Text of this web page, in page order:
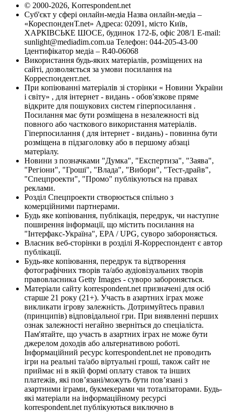
© 2000-2026, Korrespondent.net
Суб'єкт у сфері онлайн-медіа Назва онлайн-медіа –
«КореспонденТ.net» Адреса: 02091, місто Київ,
ХАРКІВСЬКЕ ШОСЕ, будинок 172-Б, офіс 208/1 E-mail:
sunlight@mediadim.com.ua Телефон: 044-205-43-00
Ідентифікатор медіа – R40-06068
Використання будь-яких матеріалів, розміщених на
сайті, дозволяється за умови посилання на
Корреспондент.net.
При копіюванні матеріалів зі сторінки « Новини України
і світу» , для інтернет - видань - обов'язкове пряме
відкрите для пошукових систем гіперпосилання .
Посилання має бути розміщена в незалежності від
повного або часткового використання матеріалів.
Гіперпосилання ( для інтернет - видань) - повинна бути
розміщена в підзаголовку або в першому абзаці
матеріалу.
Новини з позначками "Думка", "Експертиза", "Заява",
"Регіони", "Гроші", "Влада", "Вибори", "Тест-драйв",
"Спецпроекти", "Промо" публікуються на правах
реклами.
Розділ Спецпроекти створюється спільно з
комерційними партнерами.
Будь яке копіювання, публікація, передрук, чи наступне
поширення інформації, що містить посилання на
"Інтерфакс-Україна", EPA / UPG, суворо забороняється.
Власник веб-сторінки в розділі Я-Корреспондент є автор
публікації.
Будь-яке копіювання, передрук та відтворення
фотографічних творів та/або аудіовізуальних творів
правовласника Getty Images - суворо забороняється.
Матеріали сайту korrespondent.net призначені для осіб
старше 21 року (21+). Участь в азартних іграх може
викликати ігрову залежність. Дотримуйтесь правил
(принципів) відповідальної гри. При виявленні перших
ознак залежності негайно зверніться до спеціаліста.
Пам'ятайте, що участь в азартних іграх не може бути
джерелом доходів або альтернативою роботі.
Інформаційний ресурс korrespondent.net не проводить
ігри на реальні та/або віртуальні гроші, також сайт не
приймає ні в якій формі оплату ставок та інших
платежів, які пов’язані/можуть бути пов’язані з
азартними іграми, букмекерами чи тоталізаторами. Будь-
які матеріали на інформаційному ресурсі
korrespondent.net публікуються виключно в